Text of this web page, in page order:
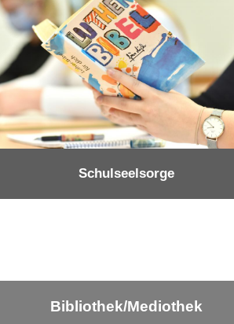
Schulseelsorge
Bibliothek/Mediothek